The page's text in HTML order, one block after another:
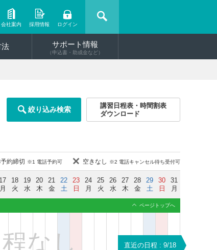
会社案内 採用情報 ログイン
サポート情報
（申込書・助成金など）
絞り込み検索
講習日程表・時間割表
ダウンロード
約締切 ※1 電話予約可 空きなし ※2 電話キャンセル待ち受付可
17
月
18
火
19
水
20
木
21
金
22
土
23
日
24
月
25
火
26
水
27
木
28
金
29
土
30
日
31
月
ページトップへ
なし 直近の日程 : 9/18